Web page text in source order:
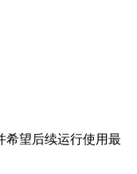
希望后续运行使用最